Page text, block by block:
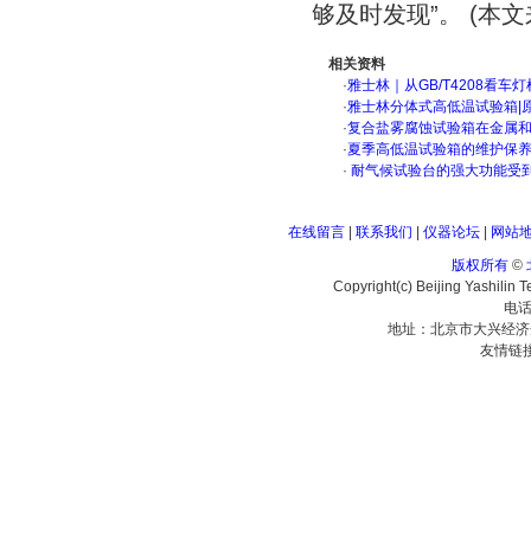
够及时发现”。 (本
相关资料
·雅士林｜从GB/T4208看车
·雅士林分体式高低温试验箱|
·复合盐雾腐蚀试验箱在金属
·夏季高低温试验箱的维护保
· 耐气候试验台的强大功能受
在线留言| 联系我们 仪器论坛|
网站
版权所有©
Copyright(c) Beijing Yashilin
电
地址：北京市大兴经
友情链